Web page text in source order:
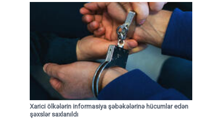
Xarici ölkələrin informasiya şəbəkələrinə hücumlar edən
şəxslər saxlanıldı